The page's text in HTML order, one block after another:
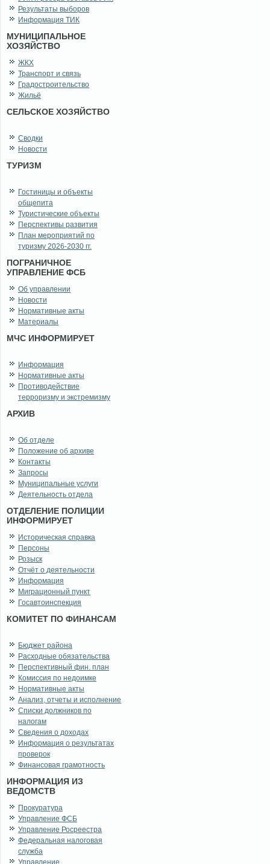
Результаты выборов
Информация ТИК
МУНИЦИПАЛЬНОЕ
ХОЗЯЙСТВО
ЖКХ
Транспорт и связь
Градостроительство
Жильё
СЕЛЬСКОЕ ХОЗЯЙСТВО
Сводки
Новости
ТУРИЗМ
Гостиницы и объекты
общепита
Туристические объекты
Перспективы развития
План мероприятий по
туризму 2026-2030 гг.
ПОГРАНИЧНОЕ
УПРАВЛЕНИЕ ФСБ
Об управлении
Новости
Нормативные акты
Материалы
МЧС ИНФОРМИРУЕТ
Информация
Нормативные акты
Противодействие
терроризму и экстремизму
АРХИВ
Об отделе
Положение об архиве
Контакты
Запросы
Муниципальные услуги
Деятельность отдела
ОТДЕЛЕНИЕ ПОЛИЦИИ
ИНФОРМИРУЕТ
Историческая справка
Персоны
Розыск
Отчёт о деятельности
Информация
Миграционный пункт
Госавтоинспекция
КОМИТЕТ ПО ФИНАНСАМ
Бюджет района
Расходные обязательства
Перспективный фин. план
Комиссия по недоимке
Нормативные акты
Анализ, отчеты и исполнение
Списки должников по
налогам
Сведения о доходах
Информация о результатах
проверок
Финансовая грамотность
ИНФОРМАЦИЯ ИЗ
ВЕДОМСТВ
Прокуратура
Управление ФСБ
Управление Росреестра
Федеральная налоговая
служба
Управление